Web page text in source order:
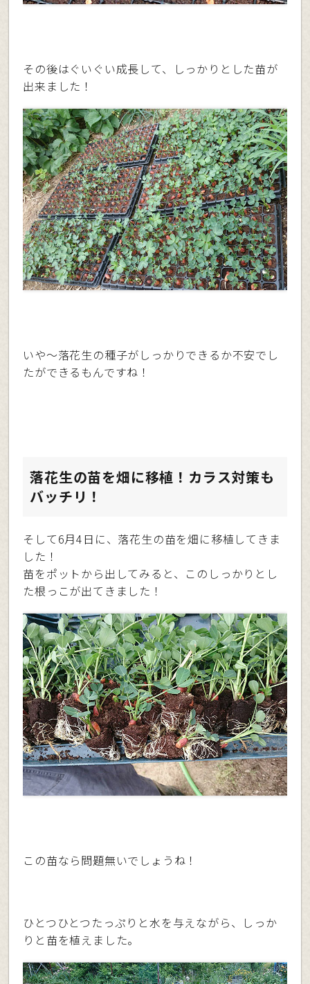
その後はぐいぐい成長して、しっかりとした苗が
出来ました！
いや〜落花生の種子がしっかりできるか不安でし
たができるもんですね！
落花生の苗を畑に移植！カラス対策も
バッチリ！
そして6月4日に、落花生の苗を畑に移植してきま
した！
苗をポットから出してみると、このしっかりとし
た根っこが出てきました！
この苗なら問題無いでしょうね！
ひとつひとつたっぷりと水を与えながら、しっか
りと苗を植えました。